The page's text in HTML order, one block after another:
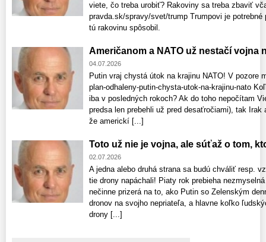
viete, čo treba urobiť? Rakoviny sa treba zbaviť
pravda.sk/spravy/svet/trump Trumpovi je
tú rakovinu spôsobil.
Američanom a NATO už nestačí vojna
04.07.2026
Putin vraj chystá útok na krajinu NATO! V
plan-odhaleny-putin-chysta-utok-na-krajinu-nato
iba v posledných rokoch? Ak do toho nepočítam
predsa len prebehli už pred desaťročiami), tak
že americkí [...]
Toto už nie je vojna, ale súťaž o tom,
02.07.2026
A jedna alebo druhá strana sa budú chváliť resp.
tie drony napáchali! Piaty rok prebieha
nečinne prizerá na to, ako Putin so Zelenským
dronov na svojho nepriateľa, a hlavne koľko
drony [...]